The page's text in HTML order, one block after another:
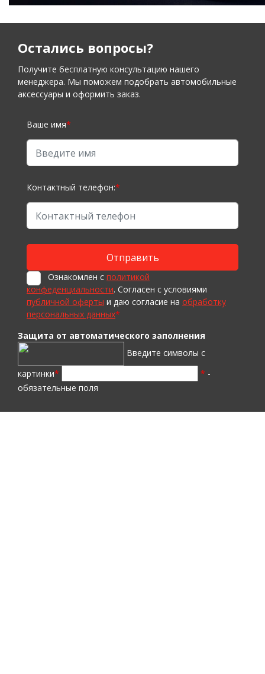
Остались вопросы?
Получите бесплатную консультацию нашего
менеджера. Мы поможем подобрать автомобильные
аксессуары и оформить заказ.
Ваше имя*
Контактный телефон:*
Ознакомлен с политикой
конфеденциальности. Согласен с условиями
публичной оферты и даю согласие на обработку
персональных данных*
Защита от автоматического заполнения
Введите символы с
картинки* * -
обязательные поля